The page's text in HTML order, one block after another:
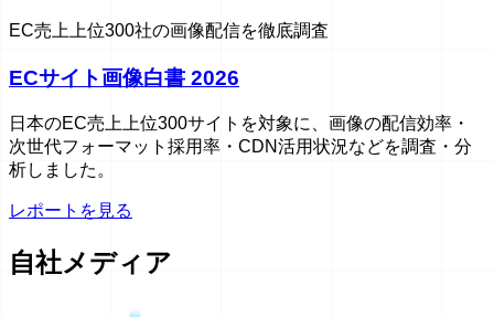
EC売上上位300社の画像配信を徹底調査
ECサイト画像白書 2026
日本のEC売上上位300サイトを対象に、画像の配信効率・
次世代フォーマット採用率・CDN活用状況などを調査・分
析しました。
レポートを見る
自社メディア